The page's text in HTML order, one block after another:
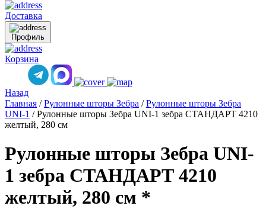
Доставка
Профиль
Корзина
Назад
Главная / Рулонные шторы Зебра / Рулонные шторы Зебра
UNI-1 / Рулонные шторы Зебра UNI-1 зебра СТАНДАРТ 4210
желтый, 280 см
Рулонные шторы Зебра UNI-
1 зебра СТАНДАРТ 4210
желтый, 280 см *